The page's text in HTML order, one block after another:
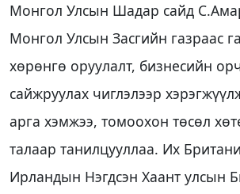
Монгол Улсын Шадар сайд
Монгол Улсын Засгийн газраас
хөрөнгө оруулалт, бизнесийн
сайжруулах чиглэлээр
арга хэмжээ, томоохон төсөл
талаар танилцууллаа. Их
Ирландын Нэгдсэн Хаант улсын